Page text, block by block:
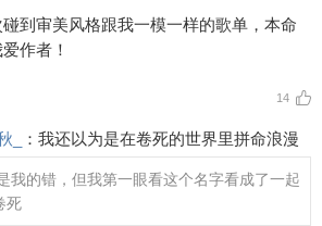
到审美风格跟我一模一样的歌单，本命
作者！
14
_ ： 我还以为是在卷死的世界里拼命浪漫
我的错，但我第一眼看这个名字看成了一起
死